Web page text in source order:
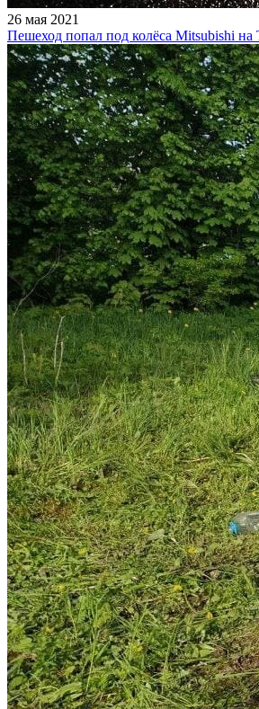
26 мая 2021
Пешеход попал под колёса Mitsubishi на